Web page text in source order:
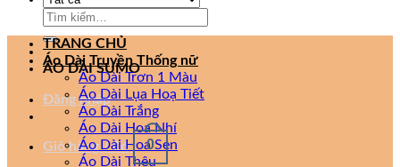
Tìm
ÁO DÀI SUMO
Đăng nhập
Giỏ hàng /0₫ 0
TRANG CHỦ
Áo Dài Truyền Thống nữ
Áo Dài Trơn 1 Màu
Áo Dài Lụa Hoạ Tiết
Áo Dài Trắng
Áo Dài Hoa Nhí
Áo Dài Hoa Sen
Áo Dài Thêu